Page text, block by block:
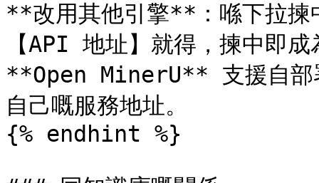
**改用其他引擎**：喺下拉揀
【API 地址】就得，揀中即
**Open MinerU** 支援自部
自己嘅服務地址。
{% endhint %}